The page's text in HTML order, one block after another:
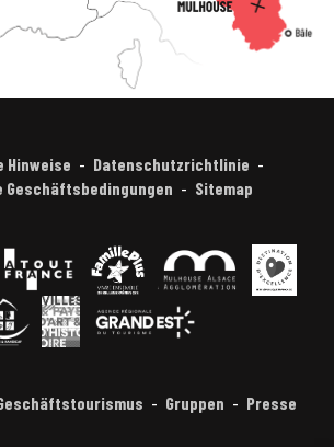
Hinweise
Datenschutzrichtlinie
Geschäftsbedingungen
Sitemap
Gruppen Presse